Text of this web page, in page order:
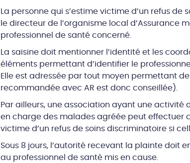
La personne qui s’estime victime d’un refus
le directeur de l’organisme local d’Assurance
professionnel de santé concerné.
La saisine doit mentionner l’identité et les
éléments permettant d’identifier le
Elle est adressée par tout moyen permettant
recommandée avec AR est donc conseillée).
Par ailleurs, une association ayant une
en charge des malades agréée peut effectuer
victime d’un refus de soins discriminatoire si
Sous 8 jours, l’autorité recevant la plainte doit
au professionnel de santé mis en cause.